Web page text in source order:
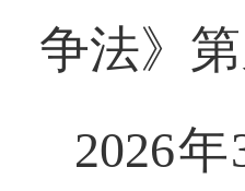
争法》
2026